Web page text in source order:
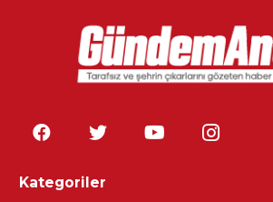
Kategoriler